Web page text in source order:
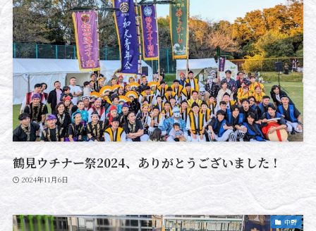
鶴見ウチナー祭2024、ありがとうございました！
2024年11月6日
中野